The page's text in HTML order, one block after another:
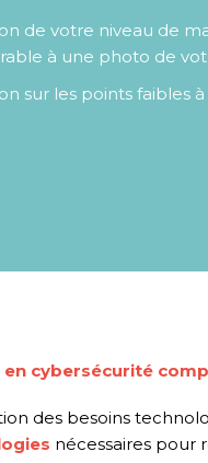
de votre niveau de
à une photo de
sur les points faibles
en cybersécurité
des besoins
nécessaires pour